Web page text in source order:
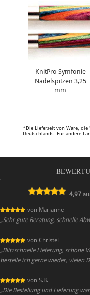
KnitPro Symfonie
Nadelspitzen 3,25
mm
*Die Lieferzeit von Ware, die
Deutschlands. Für andere
4,97
von Marianne
„Sehr gute Beratung, schnelle
von Christel
„Blitzschnelle Lieferung, schöne
bestelle ich gerne wieder, vielen
von S.B.
„Die Bestellung und Lieferung